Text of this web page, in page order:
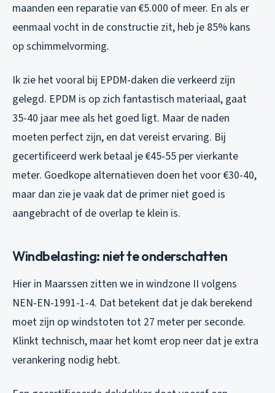
maanden een reparatie van €5.000 of meer. En als er
eenmaal vocht in de constructie zit, heb je 85% kans
op schimmelvorming.
Ik zie het vooral bij EPDM-daken die verkeerd zijn
gelegd. EPDM is op zich fantastisch materiaal, gaat
35-40 jaar mee als het goed ligt. Maar de naden
moeten perfect zijn, en dat vereist ervaring. Bij
gecertificeerd werk betaal je €45-55 per vierkante
meter. Goedkope alternatieven doen het voor €30-40,
maar dan zie je vaak dat de primer niet goed is
aangebracht of de overlap te klein is.
Windbelasting: niet te onderschatten
Hier in Maarssen zitten we in windzone II volgens
NEN-EN-1991-1-4. Dat betekent dat je dak berekend
moet zijn op windstoten tot 27 meter per seconde.
Klinkt technisch, maar het komt erop neer dat je extra
verankering nodig hebt.